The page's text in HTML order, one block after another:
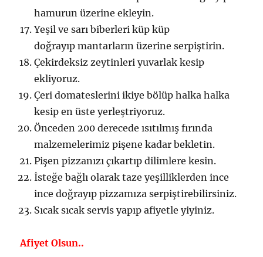
hamurun üzerine ekleyin.
Yeşil ve sarı biberleri küp küp
doğrayıp mantarların üzerine serpiştirin.
Çekirdeksiz zeytinleri yuvarlak kesip
ekliyoruz.
Çeri domateslerini ikiye bölüp halka halka
kesip en üste yerleştriyoruz.
Önceden 200 derecede ısıtılmış fırında
malzemelerimiz pişene kadar bekletin.
Pişen pizzanızı çıkartıp dilimlere kesin.
İsteğe bağlı olarak taze yeşilliklerden ince
ince doğrayıp pizzamıza serpiştirebilirsiniz.
Sıcak sıcak servis yapıp afiyetle yiyiniz.
Afiyet Olsun..